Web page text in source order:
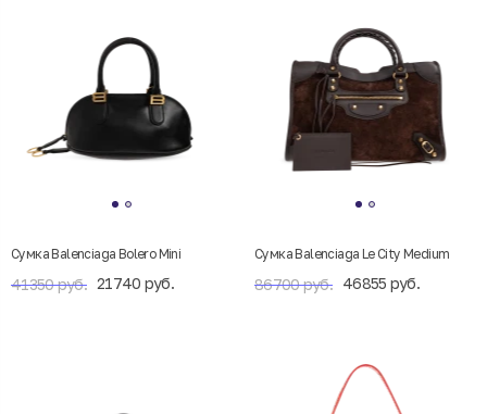
Сумка Balenciaga Bolero Mini
41350 руб. 21740 руб.
Сумка Balenciaga Le City Medium
86700 руб. 46855 руб.